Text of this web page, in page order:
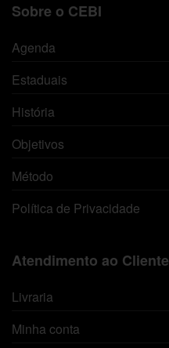
Sobre o CEBI
Agenda
Estaduais
História
Objetivos
Método
Política de Privacidade
Atendimento ao Cliente
Livraria
Minha conta